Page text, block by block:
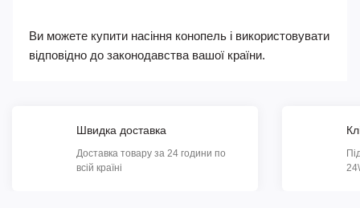
Ви можете купити насіння конопель і використовувати
відповідно до законодавства вашої країни.
Швидка доставка
Доставка товару за 24 години по
всій країні